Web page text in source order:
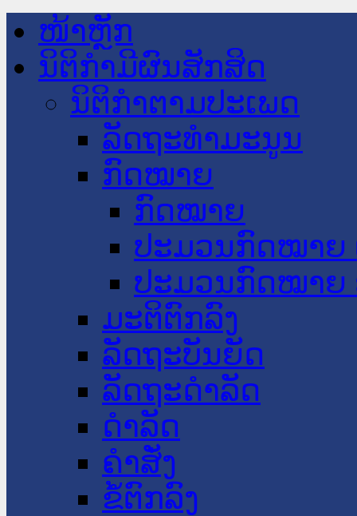
ໜ້າຫຼັກ
ນິຕິກໍາມີຜົນສັກສິດ
ນິຕິກໍາຕາມປະເພດ
ລັດຖະທໍາມະນູນ
ກົດໝາຍ
ກົດໝາຍ
ປະມວນກົດໝາຍ
ປະມວນກົດໝາຍ
ມະຕິຕົກລົງ
ລັດຖະບັນຍັດ
ລັດຖະດໍາລັດ
ດໍາລັດ
ຄໍາສັ່ງ
ຂໍ້ຕົກລົງ